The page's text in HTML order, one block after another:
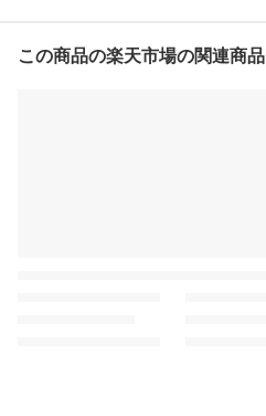
この商品の楽天市場の関連商品